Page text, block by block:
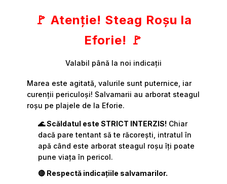
🚩 Atenție! Steag Roșu la
Eforie! 🚩
Valabil până la noi indicații
Marea este agitată, valurile sunt puternice, iar
curenții periculoși! Salvamarii au arborat steagul
roșu pe plajele de la Eforie.
🌊 Scăldatul este STRICT INTERZIS! Chiar
dacă pare tentant să te răcorești, intratul în
apă când este arborat steagul roșu îți poate
pune viața în pericol.
🔴 Respectă indicațiile salvamarilor.